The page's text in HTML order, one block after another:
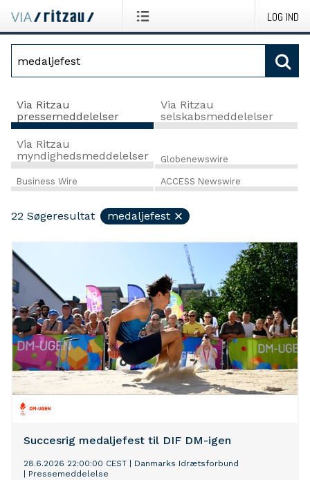
LOG IND
Via Ritzau
pressemeddelelser
Via Ritzau
selskabsmeddelelser
Via Ritzau
myndighedsmeddelelser
Globenewswire
Business Wire ACCESS Newswire
22 Søgeresultat medaljefest
Succesrig medaljefest til DIF DM-igen
28.6.2026 22:00:00 CEST
Danmarks Idrætsforbund
Pressemeddelelse